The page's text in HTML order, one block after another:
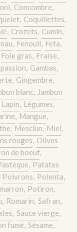
, Concombre,
, Coquillettes,
, Crozets, Cumin,
, Fenouil, Feta,
Foie gras, Fraise,
, Gambas,
, Gingembre,
blanc, Jambon
Lapin, Légumes,
, Mangue,
, Mesclun, Miel,
rouges, Olives
de boeuf,
, Patates
Poivrons, Polenta,
, Potiron,
, Romarin, Safran,
, Sauce vierge,
fumé, Sésame,